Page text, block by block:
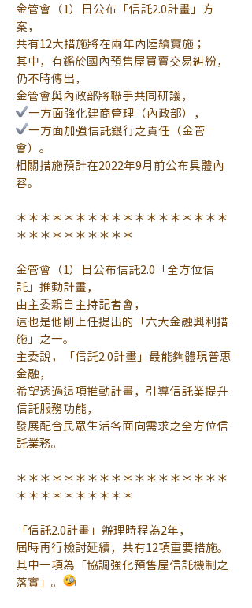
金管會（1）日公布「信託2.0計畫」方
案，
共有12大措施將在兩年內陸續實施；
其中，有鑑於國內預售屋買賣交易糾紛，
仍不時傳出，
金管會與內政部將聯手共同研議，
一方面強化建商管理（內政部），
一方面加強信託銀行之責任（金管
會）。
相關措施預計在2022年9月前公布具體內
容。
＊＊＊＊＊＊＊＊＊＊＊＊＊＊＊＊＊＊
＊＊＊＊＊＊＊＊＊＊
金管會（1）日公布信託2.0「全方位信
託」推動計畫，
由主委親自主持記者會，
這也是他剛上任提出的「六大金融興利措
施」之一。
主委說，「信託2.0計畫」最能夠體現普惠
金融，
希望透過這項推動計畫，引導信託業提升
信託服務功能，
發展配合民眾生活各面向需求之全方位信
託業務。
＊＊＊＊＊＊＊＊＊＊＊＊＊＊＊＊＊＊
＊＊＊＊＊＊＊＊＊＊
「信託2.0計畫」辦理時程為2年，
屆時再行檢討延續，共有12項重要措施。
其中一項為「協調強化預售屋信託機制之
落實」。